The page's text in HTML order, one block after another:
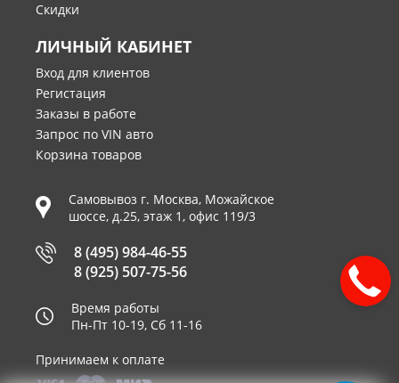
Скидки
ЛИЧНЫЙ КАБИНЕТ
Вход для клиентов
Регистация
Заказы в работе
Запрос по VIN авто
Корзина товаров
Самовывоз г. Москва, Можайское
шоссе, д.25, этаж 1, офис 119/3
8 (495) 984-46-55
8 (925) 507-75-56
Время работы
Пн-Пт 10-19, Сб 11-16
Принимаем к оплате